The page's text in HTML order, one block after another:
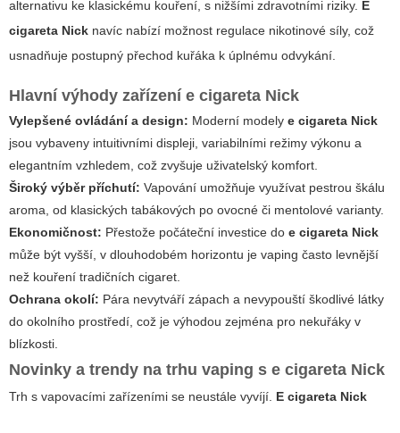
alternativu ke klasickému kouření, s nižšími zdravotními riziky. E
cigareta Nick navíc nabízí možnost regulace nikotinové síly, což
usnadňuje postupný přechod kuřáka k úplnému odvykání.
Hlavní výhody zařízení e cigareta Nick
Vylepšené ovládání a design: Moderní modely e cigareta Nick
jsou vybaveny intuitivními displeji, variabilními režimy výkonu a
elegantním vzhledem, což zvyšuje uživatelský komfort.
Široký výběr příchutí: Vapování umožňuje využívat pestrou škálu
aroma, od klasických tabákových po ovocné či mentolové varianty.
Ekonomičnost: Přestože počáteční investice do e cigareta Nick
může být vyšší, v dlouhodobém horizontu je vaping často levnější
než kouření tradičních cigaret.
Ochrana okolí: Pára nevytváří zápach a nevypouští škodlivé látky
do okolního prostředí, což je výhodou zejména pro nekuřáky v
blízkosti.
Novinky a trendy na trhu vaping s e cigareta Nick
Trh s vapovacími zařízeními se neustále vyvíjí. E cigareta Nick